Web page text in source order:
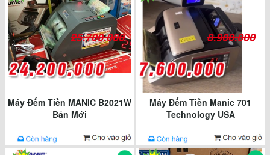
25.700.000
Máy Đếm Tiền MANIC B2021W
Bản Mới
8.900.000
Máy Đếm Tiền Manic 701
Technology USA